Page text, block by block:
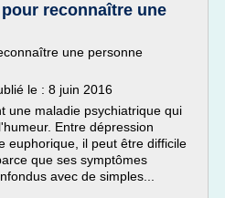
reconnaître une
une personne
le : 8 juin 2016
une maladie psychiatrique qui
Entre dépression
euphorique, il peut être difficile
que ses symptômes
avec de simples...